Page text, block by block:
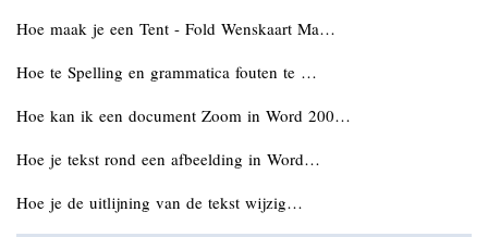
Hoe maak je een Tent - Fold Wenskaart Ma…
Hoe te Spelling en grammatica fouten te …
Hoe kan ik een document Zoom in Word 200…
Hoe je tekst rond een afbeelding in Word…
Hoe je de uitlijning van de tekst wijzig…